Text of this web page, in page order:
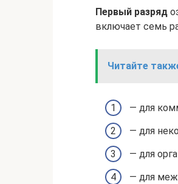
Первый разряд
включает семь
Читайте
— для
— для
— для
— для